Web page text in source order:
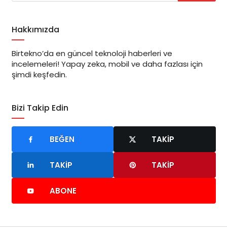
Hakkımızda
Birtekno’da en güncel teknoloji haberleri ve
incelemeleri! Yapay zeka, mobil ve daha fazlası için
şimdi keşfedin.
Bizi Takip Edin
BEĞEN TAKIP
TAKIP TAKIP
ABONE